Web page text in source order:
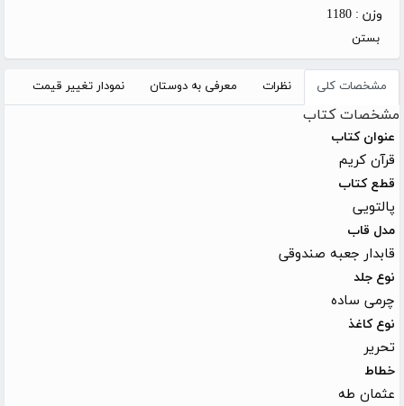
وزن : 1180
بستن
مشخصات کلی نظرات معرفی به دوستان نمودار تغییر قیمت
مشخصات کتاب
عنوان کتاب
قرآن کریم
قطع کتاب
پالتویی
مدل قاب
قابدار جعبه صندوقی
نوع جلد
چرمی ساده
نوع کاغذ
تحریر
خطاط
عثمان طه